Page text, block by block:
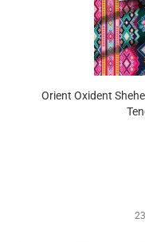
Orient Oxident